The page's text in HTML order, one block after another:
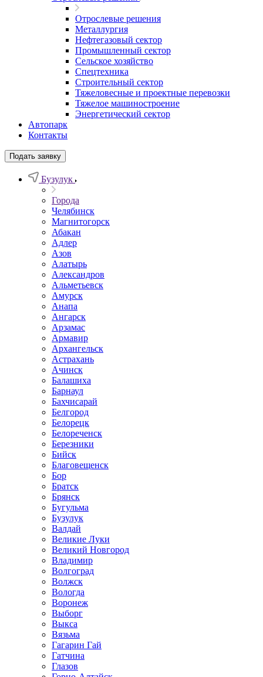
Отрослевые решения
Металлургия
Нефтегазовый сектор
Промышленный сектор
Сельское хозяйство
Спецтехника
Строительный сектор
Тяжеловесные и проектные перевозки
Тяжелое машиностроение
Энергетический сектор
Автопарк
Контакты
Подать заявку
Бузулук
Города
Челябинск
Магнитогорск
Абакан
Адлер
Азов
Алатырь
Александров
Альметьевск
Амурск
Анапа
Ангарск
Арзамас
Армавир
Архангельск
Астрахань
Ачинск
Балашиха
Барнаул
Бахчисарай
Белгород
Белорецк
Белореченск
Березники
Бийск
Благовещенск
Бор
Братск
Брянск
Бугульма
Бузулук
Валдай
Великие Луки
Великий Новгород
Владимир
Волгоград
Волжск
Вологда
Воронеж
Выборг
Выкса
Вязьма
Гагарин Гай
Гатчина
Глазов